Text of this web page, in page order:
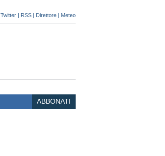
Twitter | RSS | Direttore | Meteo
ABBONATI